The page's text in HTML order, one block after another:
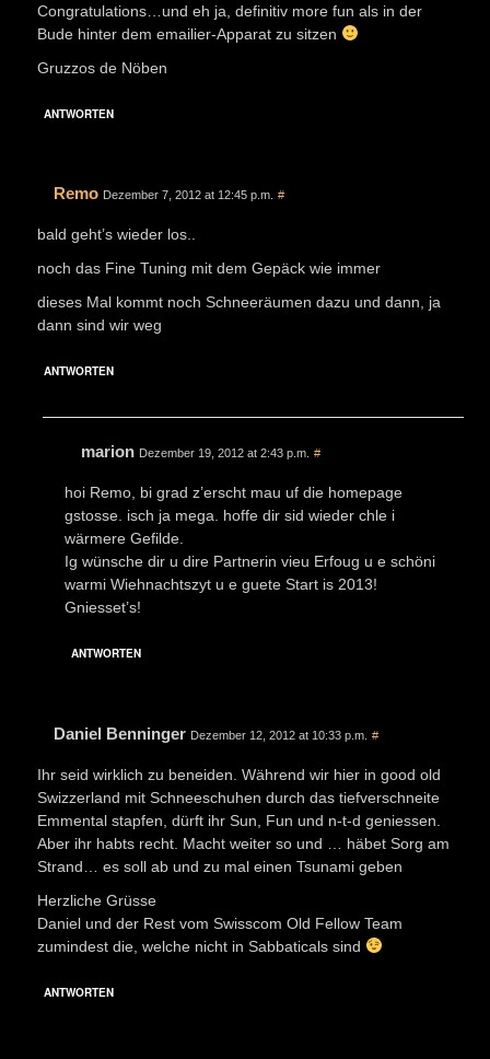
Congratulations…und eh ja, definitiv more fun als in der
Bude hinter dem emailier-Apparat zu sitzen
Gruzzos de Nöben
ANTWORTEN
Remo Dezember 7, 2012 at 12:45 p.m. #
bald geht’s wieder los..
noch das Fine Tuning mit dem Gepäck wie immer
dieses Mal kommt noch Schneeräumen dazu und dann, ja
dann sind wir weg
ANTWORTEN
marion Dezember 19, 2012 at 2:43 p.m. #
hoi Remo, bi grad z’erscht mau uf die homepage
gstosse. isch ja mega. hoffe dir sid wieder chle i
wärmere Gefilde.
Ig wünsche dir u dire Partnerin vieu Erfoug u e schöni
warmi Wiehnachtszyt u e guete Start is 2013!
Gniesset’s!
ANTWORTEN
Daniel Benninger Dezember 12, 2012 at 10:33 p.m. #
Ihr seid wirklich zu beneiden. Während wir hier in good old
Swizzerland mit Schneeschuhen durch das tiefverschneite
Emmental stapfen, dürft ihr Sun, Fun und n-t-d geniessen.
Aber ihr habts recht. Macht weiter so und … häbet Sorg am
Strand… es soll ab und zu mal einen Tsunami geben
Herzliche Grüsse
Daniel und der Rest vom Swisscom Old Fellow Team
zumindest die, welche nicht in Sabbaticals sind
ANTWORTEN